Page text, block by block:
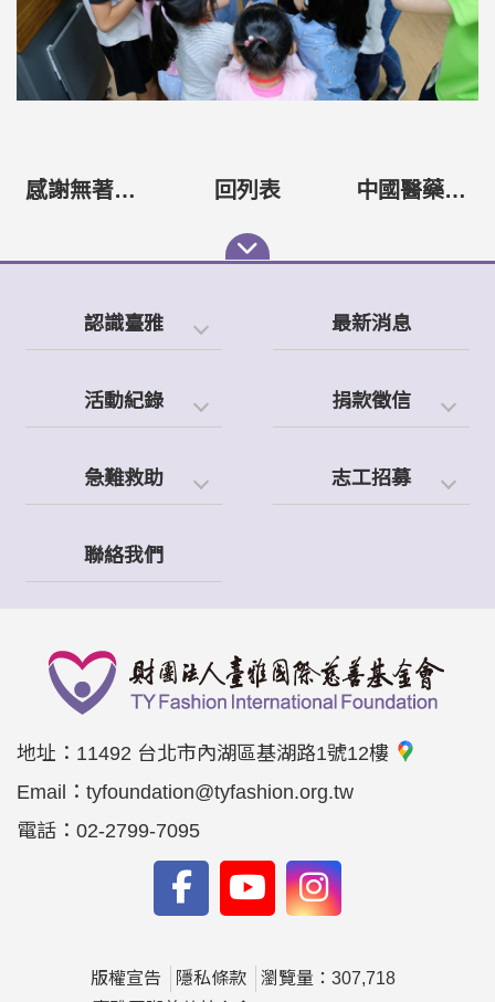
感謝無著公益協會寄給本會的感謝狀還有可愛的書袋 回列表 中國醫藥大學-中醫服務隊2023花蓮偏鄉義診成果
認識臺雅 最新消息
活動紀錄 捐款徵信
急難救助 志工招募
聯絡我們
地址： 11492 台北市內湖區基湖路1號12樓
Email： tyfoundation@tyfashion.org.tw
電話： 02-2799-7095
版權宣告 隱私條款
瀏覽量：307,718